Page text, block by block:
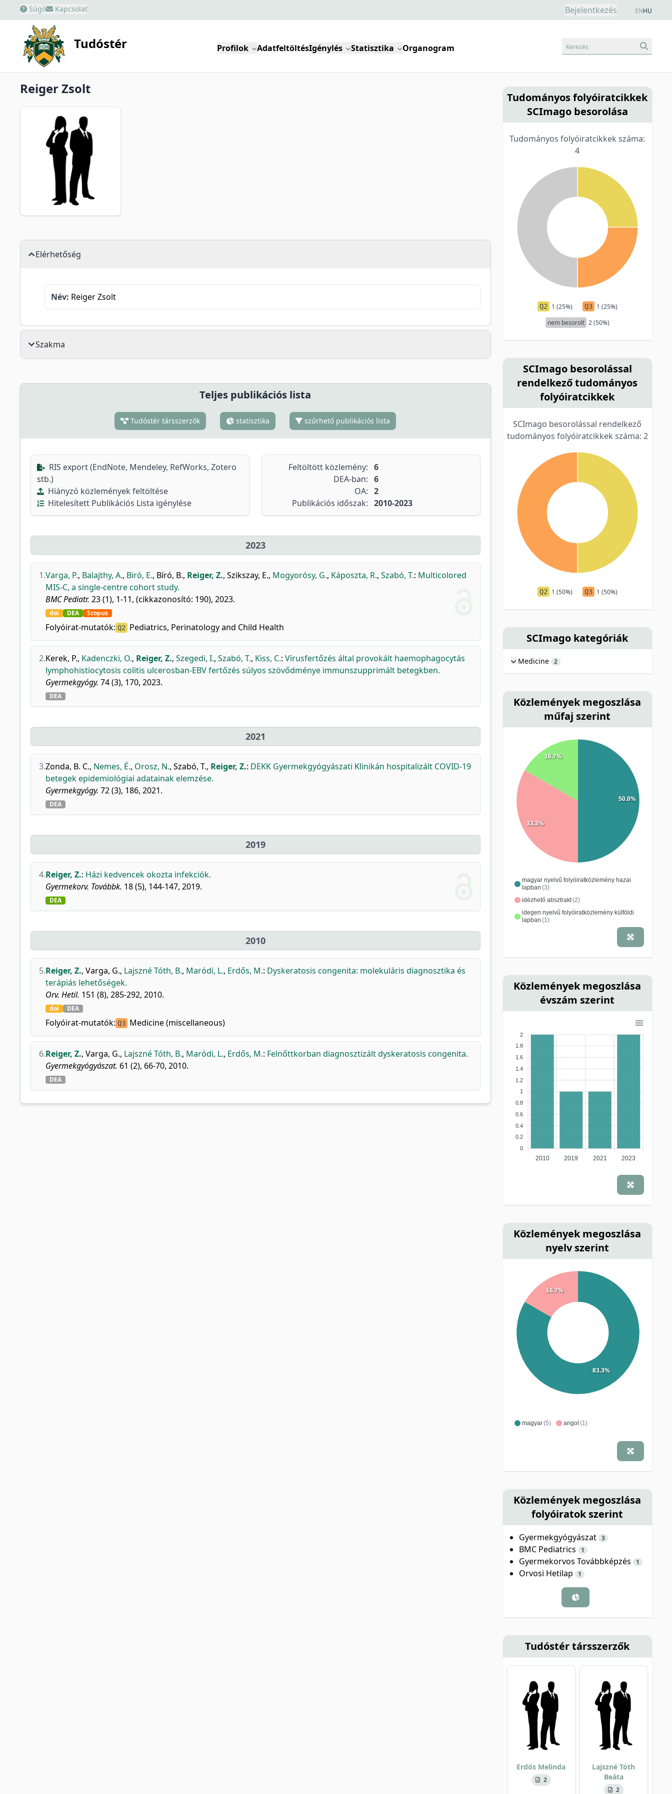
Súgó Kapcsolat Bejelentkezés ENHU
Tudóstér Profilok AdatfeltöltésIgénylés Statisztika Organogram Keresés
Reiger Zsolt
Elérhetőség
Név: Reiger Zsolt
Szakma
Teljes publikációs lista
Tudóstér társszerzők statisztika szűrhető publikációs lista
RIS export (EndNote, Mendeley, RefWorks, Zotero
stb.)
Hiányzó közlemények feltöltése
Hitelesített Publikációs Lista igénylése
Feltöltött közlemény: 6
DEA-ban: 6
OA: 2
Publikációs időszak: 2010-2023
2023
1.Varga, P., Balajthy, A., Biró, E., Bíró, B., Reiger, Z., Szikszay, E., Mogyorósy, G., Káposzta, R., Szabó, T.: Multicolored
MIS-C, a single-centre cohort study.
BMC Pediatr. 23 (1), 1-11, (cikkazonosító: 190), 2023.
doi DEA Scopus
Folyóirat-mutatók: Q2 Pediatrics, Perinatology and Child Health
2.Kerek, P., Kadenczki, O., Reiger, Z., Szegedi, I., Szabó, T., Kiss, C.: Vírusfertőzés által provokált haemophagocytás
lymphohistiocytosis colitis ulcerosban-EBV fertőzés súlyos szövődménye immunszupprimált betegkben.
Gyermekgyógy. 74 (3), 170, 2023.
DEA
2021
3.Zonda, B. C., Nemes, É., Orosz, N., Szabó, T., Reiger, Z.: DEKK Gyermekgyógyászati Klinikán hospitalizált COVID-19
betegek epidemiológiai adatainak elemzése.
Gyermekgyógy. 72 (3), 186, 2021.
DEA
2019
4.Reiger, Z.: Házi kedvencek okozta infekciók.
Gyermekorv. Továbbk. 18 (5), 144-147, 2019.
DEA
2010
5.Reiger, Z., Varga, G., Lajszné Tóth, B., Maródi, L., Erdős, M.: Dyskeratosis congenita: molekuláris diagnosztika és
terápiás lehetőségek.
Orv. Hetil. 151 (8), 285-292, 2010.
doi DEA
Folyóirat-mutatók: Q3 Medicine (miscellaneous)
6.Reiger, Z., Varga, G., Lajszné Tóth, B., Maródi, L., Erdős, M.: Felnőttkorban diagnosztizált dyskeratosis congenita.
Gyermekgyógyászat. 61 (2), 66-70, 2010.
DEA
Tudományos folyóiratcikkek
SCImago besorolása
Tudományos folyóiratcikkek száma:
4
Q2 1 (25%) Q3 1 (25%)
nem besorolt 2 (50%)
SCImago besorolással
rendelkező tudományos
folyóiratcikkek
SCImago besorolással rendelkező
tudományos folyóiratcikkek száma: 2
Q2 1 (50%) Q3 1 (50%)
SCImago kategóriák
Medicine 2
Közlemények megoszlása
műfaj szerint
magyar nyelvű folyóiratközlemény hazai
lapban (3)
idézhető absztrakt(2)
idegen nyelvű folyóiratközlemény külföldi
lapban (1)
50.0%
33.3%
16.7%
Közlemények megoszlása
évszám szerint
2
1.8
1.6
1.4
1.2
1
0.8
0.6
0.4
0.2
0
2010 2019 2021 2023
Közlemények megoszlása
nyelv szerint
magyar(5) angol (1)
83.3%
16.7%
Közlemények megoszlása
folyóiratok szerint
Gyermekgyógyászat 3
BMC Pediatrics 1
Gyermekorvos Továbbképzés 1
Orvosi Hetilap 1
Tudóstér társszerzők
Erdős Melinda
2
Lajszné Tóth
Beáta
2